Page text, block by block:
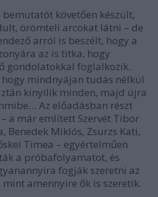
bemutatót követően készült,
örömteli arcokat látni – de
arról is beszélt, hogy a
az is titka, hogy
gondolatokkal foglalkozik.
mindnyájan tudás nélkül
kinyílik minden, majd újra
Az előadásban részt
a már említett Szervét Tibor
Benedek Miklós, Zsurzs Kati,
Timea – egyértelműen
a próbafolyamatot, és
fogják szeretni az
amennyire ők is szeretik.